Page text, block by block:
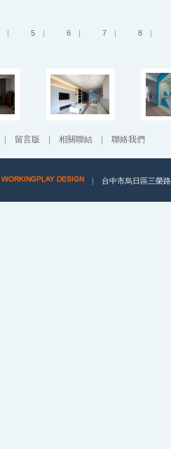
| 5 | 6 | 7 | 8 |
留言版 相關聯結 聯絡我們
| 台中市烏日區三榮